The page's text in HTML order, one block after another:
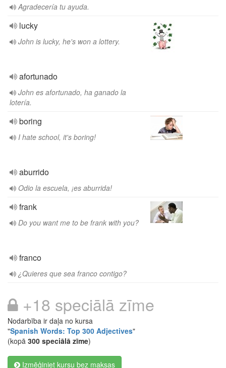
Agradecería tu ayuda.
lucky
John is lucky, he's won a lottery.
afortunado
John es afortunado, ha ganado la
lotería.
boring
I hate school, it's boring!
aburrido
Odio la escuela, ¡es aburrida!
frank
Do you want me to be frank with you?
franco
¿Quieres que sea franco contigo?
+18 speciālā zīme
Nodarbība ir daļa no kursa
"Spanish Words: Top 300 Adjectives"
(kopā 300 speciālā zīme)
Izmēģiniet kursu bez maksas